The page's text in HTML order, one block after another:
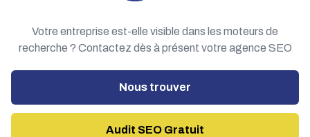
Votre entreprise est-elle visible dans les moteurs de
recherche ? Contactez dès à présent votre agence SEO
Nous trouver
Audit SEO Gratuit